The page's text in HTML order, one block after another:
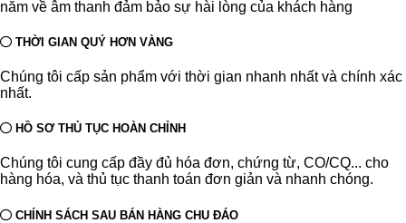
năm về âm thanh đảm bảo sự hài lòng của khách hàng
THỜI GIAN QUÝ HƠN VÀNG
Chúng tôi cấp sản phẩm với thời gian nhanh nhất và chính xác
nhất.
HỒ SƠ THỦ TỤC HOÀN CHỈNH
Chúng tôi cung cấp đầy đủ hóa đơn, chứng từ, CO/CQ... cho
hàng hóa, và thủ tục thanh toán đơn giản và nhanh chóng.
CHÍNH SÁCH SAU BÁN HÀNG CHU ĐÁO